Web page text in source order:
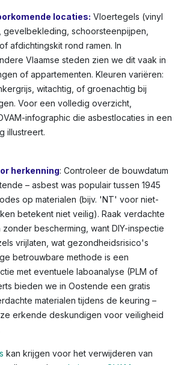
locaties: Vloertegels (vinyl
gevelbekleding, schoorsteenpijpen,
afdichtingskit rond ramen. In
Vlaamse steden zien we dit vaak in
of appartementen. Kleuren variëren:
witachtig, of groenachtig bij
Voor een volledig overzicht,
infographic die asbestlocaties in een
illustreert.
herkenning: Controleer de bouwdatum
– asbest was populair tussen 1945
op materialen (bijv. 'NT' voor niet-
betekent niet veilig). Raak verdachte
zonder bescherming, want DIY-inspectie
vrijlaten, wat gezondheidsrisico's
betrouwbare methode is een
met eventuele laboanalyse (PLM of
bieden we in Oostende een gratis
materialen tijdens de keuring –
erkende deskundigen voor veiligheid
kan krijgen voor het verwijderen van